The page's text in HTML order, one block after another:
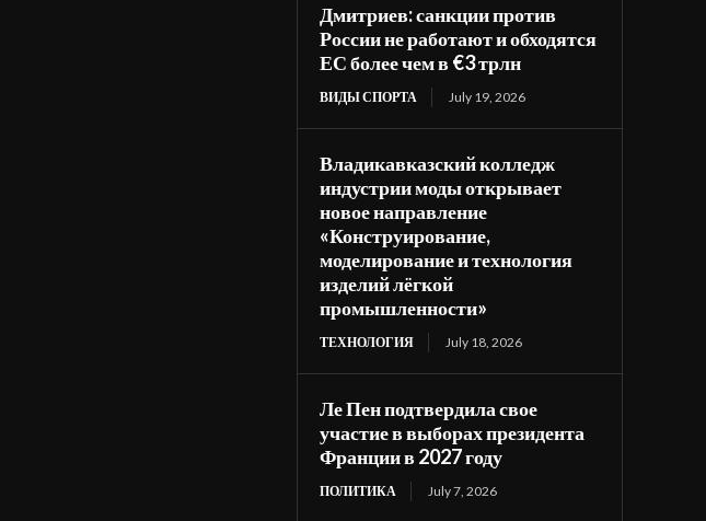
Дмитриев: санкции против
России не работают и обходятся
ЕС более чем в €3 трлн
ВИДЫ СПОРТА July 19, 2026
Владикавказский колледж
индустрии моды открывает
новое направление
«Конструирование,
моделирование и технология
изделий лёгкой
промышленности»
ТЕХНОЛОГИЯ July 18, 2026
Ле Пен подтвердила свое
участие в выборах президента
Франции в 2027 году
ПОЛИТИКА July 7, 2026